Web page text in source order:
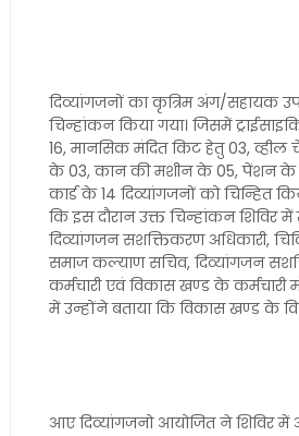
दिव्यांगजनों का कृत्रिम अंग/सहायक
चिन्हांकन किया गया। जिसमें
16, मानसिक मंदित किट हेतु 03, व्हील
के 03, कान की मशीन के 05, पेंशन के
कार्ड के 14 दिव्यांगजनों को चिन्हित
कि इस दौरान उक्त चिन्हांकन शिविर
दिव्यांगजन सशक्तिकरण अधिकारी,
समाज कल्याण सचिव, दिव्यांगजन
कर्मचारी एवं विकास खण्ड के कर्मचारी
में उन्होंने बताया कि विकास खण्ड के
आए दिव्यांगजनो आयोजित ने शिविर में